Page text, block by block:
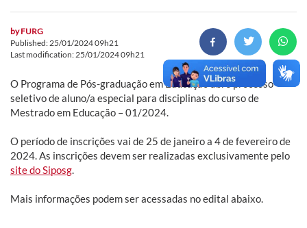
byFURG
Published: 25/01/2024 09h21
Last modification: 25/01/2024 09h21
O Programa de Pós-graduação em Educação abre processo
seletivo de aluno/a especial para disciplinas do curso de
Mestrado em Educação – 01/2024.
O período de inscrições vai de 25 de janeiro a 4 de fevereiro de
2024. As inscrições devem ser realizadas exclusivamente pelo
site do Siposg
Mais informações podem ser acessadas no edital abaixo.